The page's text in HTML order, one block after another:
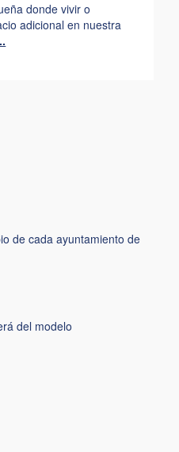
donde vivir o
adicional en nuestra
de cada ayuntamiento de
del modelo